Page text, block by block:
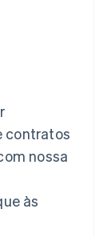
contratos
nossa
às